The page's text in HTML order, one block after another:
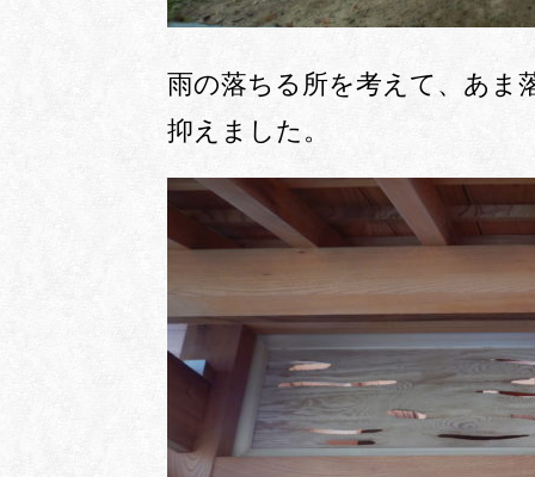
雨の落ちる所を考えて、あま
抑えました。